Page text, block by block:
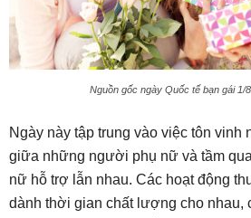
Nguồn gốc ngày Quốc tế bạn gái 1/
Ngày này tập trung vào việc tôn vinh
giữa những người phụ nữ và tầm
nữ hỗ trợ lẫn nhau. Các hoạt động
dành thời gian chất lượng cho nhau,